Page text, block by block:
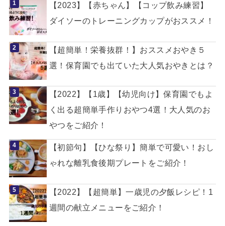
【2023】【赤ちゃん】【コップ飲み練習】
ダイソーのトレーニングカップがおススメ！
【超簡単！栄養抜群！】おススメおやき５
選！保育園でも出ていた大人気おやきとは？
【2022】【1歳】【幼児向け】保育園でもよ
く出る超簡単手作りおやつ4選！大人気のお
やつをご紹介！
【初節句】【ひな祭り】簡単で可愛い！おし
ゃれな離乳食後期プレートをご紹介！
【2022】【超簡単】一歳児の夕飯レシピ！1
週間の献立メニューをご紹介！